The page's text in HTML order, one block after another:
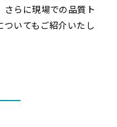
らに現場での品質ト
ついてもご紹介いたし